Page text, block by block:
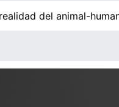
del animal-